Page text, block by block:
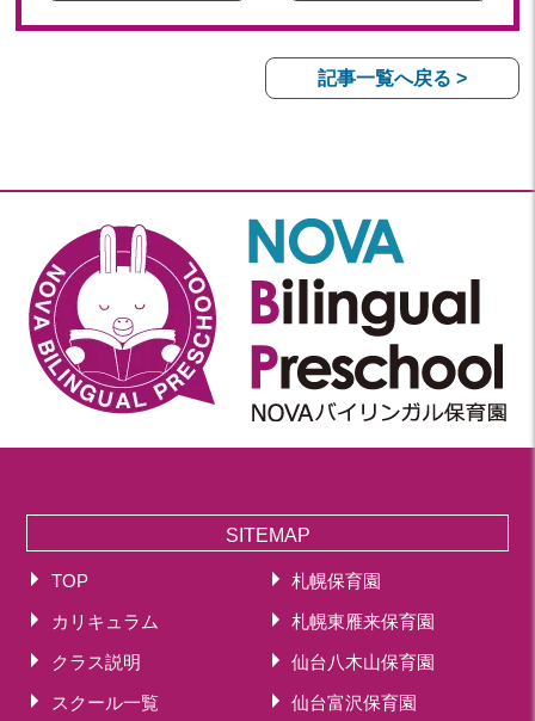
記事一覧へ戻る >
SITEMAP
TOP
カリキュラム
クラス説明
スクール一覧
札幌保育園
札幌東雁来保育園
仙台八木山保育園
仙台富沢保育園